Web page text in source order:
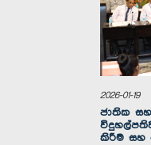
2026-01-19
ජාතික
කිරීම සහ